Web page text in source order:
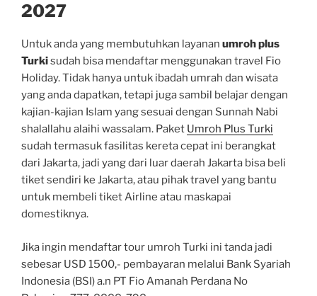
2027
Untuk anda yang membutuhkan layanan umroh plus
Turkisudah bisa mendaftar menggunakan travel Fio
Holiday. Tidak hanya untuk ibadah umrah dan wisata
yang anda dapatkan, tetapi juga sambil belajar dengan
kajian-kajian Islam yang sesuai dengan Sunnah Nabi
shalallahu alaihi wassalam. Paket Umroh Plus Turki
sudah termasuk fasilitas kereta cepat ini berangkat
dari Jakarta, jadi yang dari luar daerah Jakarta bisa beli
tiket sendiri ke Jakarta, atau pihak travel yang bantu
untuk membeli tiket Airline atau maskapai
domestiknya.
Jika ingin mendaftar tour umroh Turki ini tanda jadi
sebesar USD 1500,- pembayaran melalui Bank Syariah
Indonesia (BSI) a.n PT Fio Amanah Perdana No